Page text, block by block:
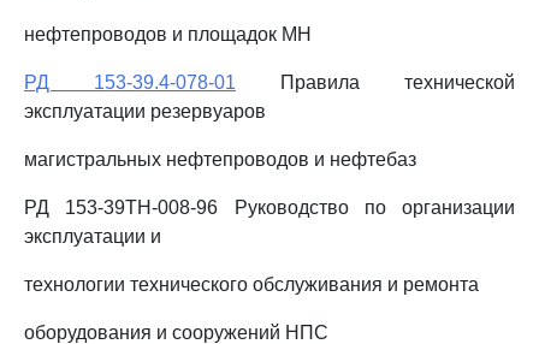
нефтепроводов и площадок МН
РД 153-39.4-078-01 Правила технической
эксплуатации резервуаров
магистральных нефтепроводов и нефтебаз
РД 153-39ТН-008-96 Руководство по организации
эксплуатации и
технологии технического обслуживания и ремонта
оборудования и сооружений НПС